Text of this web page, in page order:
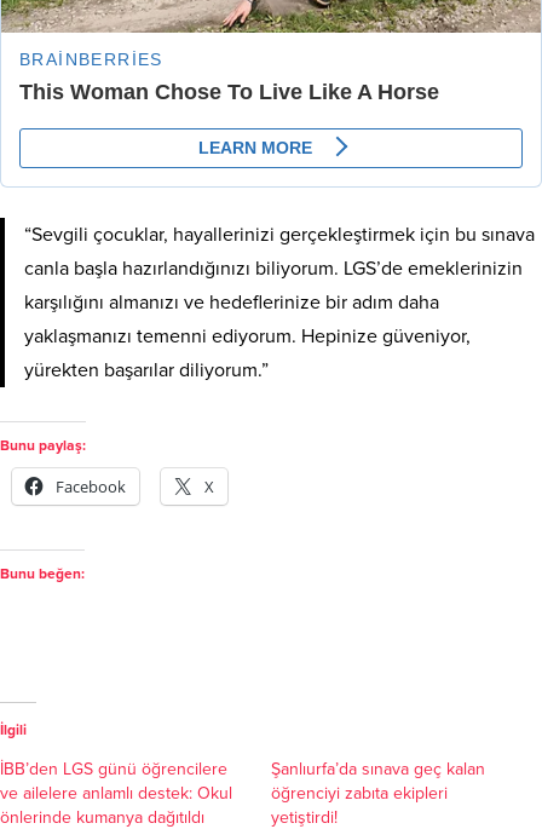
“Sevgili çocuklar, hayallerinizi gerçekleştirmek için bu sınava
canla başla hazırlandığınızı biliyorum. LGS’de emeklerinizin
karşılığını almanızı ve hedeflerinize bir adım daha
yaklaşmanızı temenni ediyorum. Hepinize güveniyor,
yürekten başarılar diliyorum.”
Bunu paylaş:
Facebook X
Bunu beğen:
İlgili
İBB’den LGS günü öğrencilere
ve ailelere anlamlı destek: Okul
önlerinde kumanya dağıtıldı
Şanlıurfa’da sınava geç kalan
öğrenciyi zabıta ekipleri
yetiştirdi!